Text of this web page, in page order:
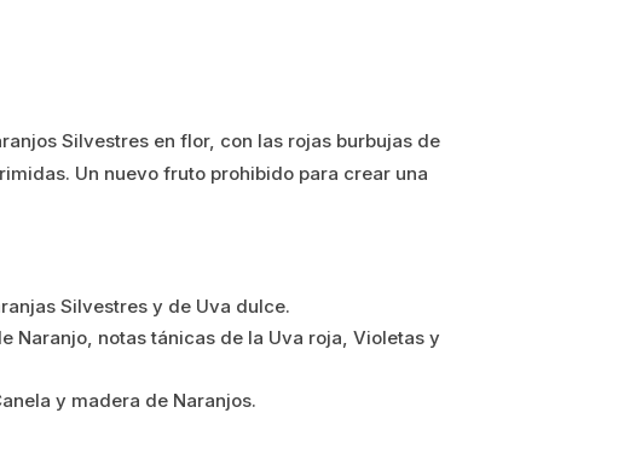
Silvestres en flor, con las rojas burbujas de
Un nuevo fruto prohibido para crear una
Silvestres y de Uva dulce.
Naranjo, notas tánicas de la Uva roja, Violetas y
y madera de Naranjos.